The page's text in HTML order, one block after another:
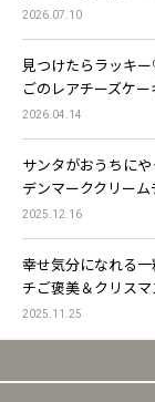
2026.07.10
見つけたらラッキ
ごのレアチーズケ
2026.04.14
サンタがおうちに
デンマーククリー
2025.12.16
幸せ気分になれる
チご褒美＆クリス
2025.11.25